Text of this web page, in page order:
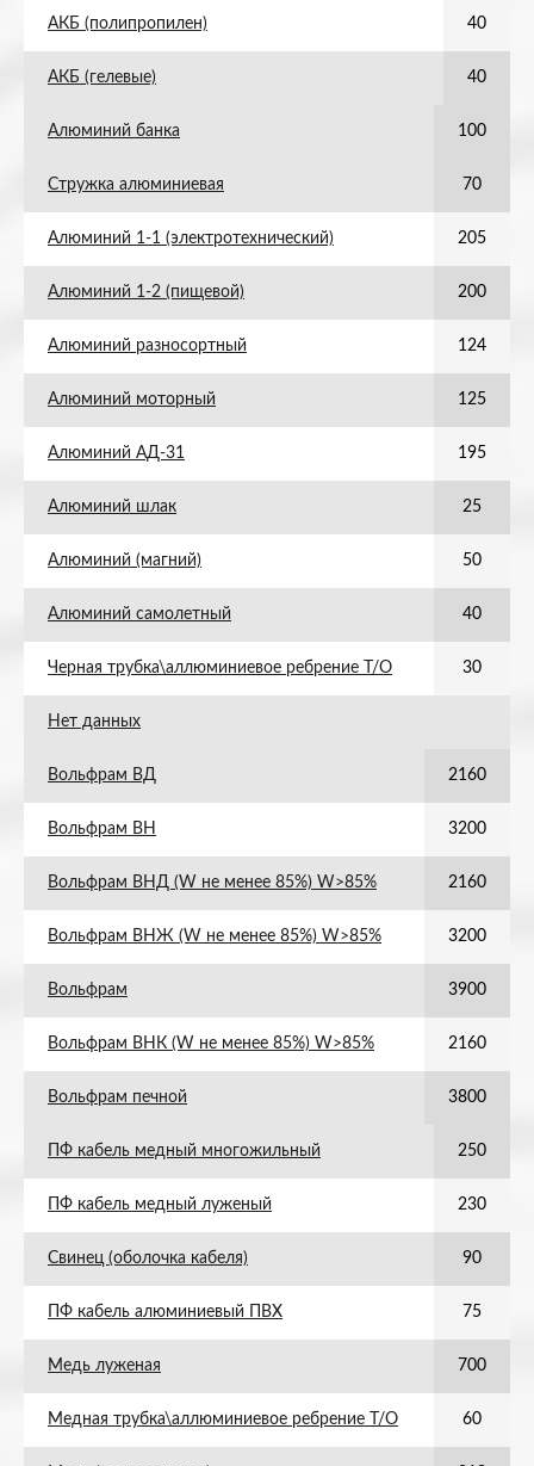
АКБ (полипропилен) 40
АКБ (гелевые) 40
Алюминий банка 100
Стружка алюминиевая 70
Алюминий 1-1 (электротехнический) 205
Алюминий 1-2 (пищевой) 200
Алюминий разносортный 124
Алюминий моторный 125
Алюминий АД-31 195
Алюминий шлак 25
Алюминий (магний) 50
Алюминий самолетный 40
Черная трубка\аллюминиевое ребрение Т/О 30
Нет данных
Вольфрам ВД 2160
Вольфрам ВН 3200
Вольфрам ВНД (W не менее 85%) W>85% 2160
Вольфрам ВНЖ (W не менее 85%) W>85% 3200
Вольфрам 3900
Вольфрам ВНК (W не менее 85%) W>85% 2160
Вольфрам печной 3800
ПФ кабель медный многожильный 250
ПФ кабель медный луженый 230
Свинец (оболочка кабеля) 90
ПФ кабель алюминиевый ПВХ 75
Медь луженая 700
Медная трубка\аллюминиевое ребрение Т/О 60